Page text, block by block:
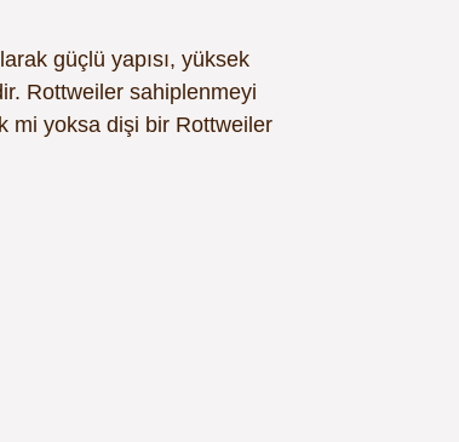
güçlü yapısı, yüksek
Rottweiler sahiplenmeyi
mi yoksa dişi bir Rottweiler